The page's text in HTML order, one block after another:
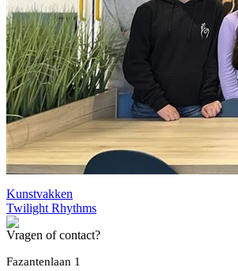
Kunstvakken
Twilight Rhythms
Vragen of contact?
Fazantenlaan 1